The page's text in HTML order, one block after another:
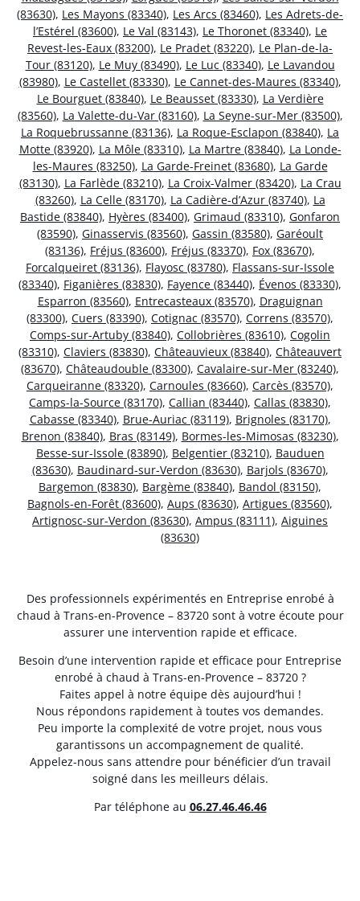
(83630), Les Mayons (83340), Les Arcs (83460), Les Adrets-de-
l’Estérel (83600), Le Val (83143), Le Thoronet (83340), Le
Revest-les-Eaux (83200), Le Pradet (83220), Le Plan-de-la-
Tour (83120), Le Muy (83490), Le Luc (83340), Le Lavandou
(83980), Le Castellet (83330), Le Cannet-des-Maures (83340),
Le Bourguet (83840), Le Beausset (83330), La Verdière
(83560), La Valette-du-Var (83160), La Seyne-sur-Mer (83500),
La Roquebrussanne (83136), La Roque-Esclapon (83840), La
Motte (83920), La Môle (83310), La Martre (83840), La Londe-
les-Maures (83250), La Garde-Freinet (83680), La Garde
(83130), La Farlède (83210), La Croix-Valmer (83420), La Crau
(83260), La Celle (83170), La Cadière-d’Azur (83740), La
Bastide (83840), Hyères (83400), Grimaud (83310), Gonfaron
(83590), Ginasservis (83560), Gassin (83580), Garéoult
(83136), Fréjus (83600), Fréjus (83370), Fox (83670),
Forcalqueiret (83136), Flayosc (83780), Flassans-sur-Issole
(83340), Figanières (83830), Fayence (83440), Évenos (83330),
Esparron (83560), Entrecasteaux (83570), Draguignan
(83300), Cuers (83390), Cotignac (83570), Correns (83570),
Comps-sur-Artuby (83840), Collobrières (83610), Cogolin
(83310), Claviers (83830), Châteauvieux (83840), Châteauvert
(83670), Châteaudouble (83300), Cavalaire-sur-Mer (83240),
Carqueiranne (83320), Carnoules (83660), Carcès (83570),
Camps-la-Source (83170), Callian (83440), Callas (83830),
Cabasse (83340), Brue-Auriac (83119), Brignoles (83170),
Brenon (83840), Bras (83149), Bormes-les-Mimosas (83230),
Besse-sur-Issole (83890), Belgentier (83210), Bauduen
(83630), Baudinard-sur-Verdon (83630), Barjols (83670),
Bargemon (83830), Bargème (83840), Bandol (83150),
Bagnols-en-Forêt (83600), Aups (83630), Artigues (83560),
Artignosc-sur-Verdon (83630), Ampus (83111), Aiguines
(83630)
Des professionnels expérimentés en Entreprise enrobé à
chaud à Trans-en-Provence – 83720 sont à votre écoute pour
assurer une intervention rapide et efficace.
Besoin d’une intervention rapide et efficace pour Entreprise
enrobé à chaud à Trans-en-Provence – 83720 ?
Faites appel à notre équipe dès aujourd’hui !
Nous répondons rapidement à toutes vos demandes.
Peu importe la complexité de votre projet, nous vous
garantissons un accompagnement de qualité.
Appelez-nous sans attendre pour bénéficier d’un travail
soigné dans les meilleurs délais.
Par téléphone au 06.27.46.46.46